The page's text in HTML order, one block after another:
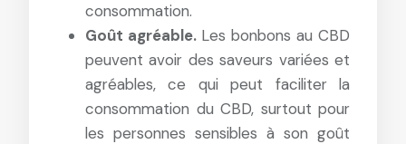
consommation.
Goût agréable. Les bonbons au CBD
peuvent avoir des saveurs variées et
agréables, ce qui peut faciliter la
consommation du CBD, surtout pour
les personnes sensibles à son goût